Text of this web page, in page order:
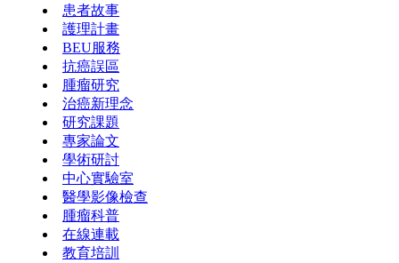
患者故事
護理計畫
BEU服務
抗癌誤區
腫瘤研究
治癌新理念
研究課題
專家論文
學術研討
中心實驗室
醫學影像檢查
腫瘤科普
在線連載
教育培訓